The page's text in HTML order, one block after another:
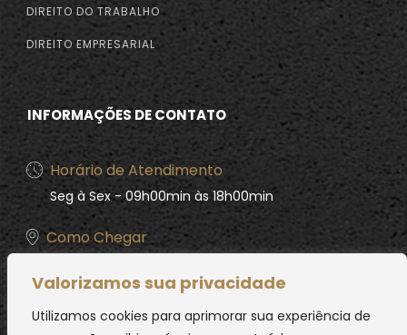
Valorizamos sua privacidade
Utilizamos cookies para aprimorar sua experiência de
DIREITO DO TRABALHO
DIREITO EMPRESARIAL
INFORMAÇÕES DE CONTATO
Horário de Atendimento
Seg à Sex - 09h00min às 18h00min
Como Chegar
Sul - SC